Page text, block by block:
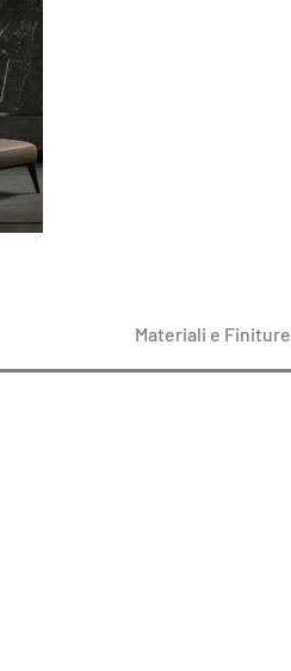
Materiali e Finiture